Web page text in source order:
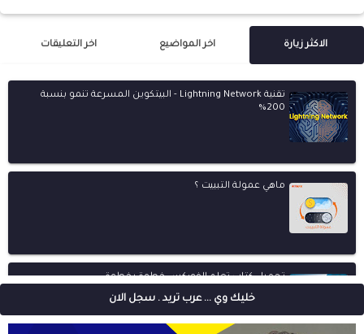
الاكثر زيارة اخر المواضيع اخر التعليقات
تقنية Lightning Network - البيتكوين المسرعة تنمو بنسبة
200%
ماهي عمولة التبييت ؟
تحميل كتاب تعلم الفوركس خطوة بخطوة
خليك وي ... عرب تريد . سجل الان